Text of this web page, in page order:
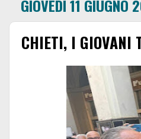
GIOVEDÌ 11 GIUGNO
CHIETI, I GIOVANI